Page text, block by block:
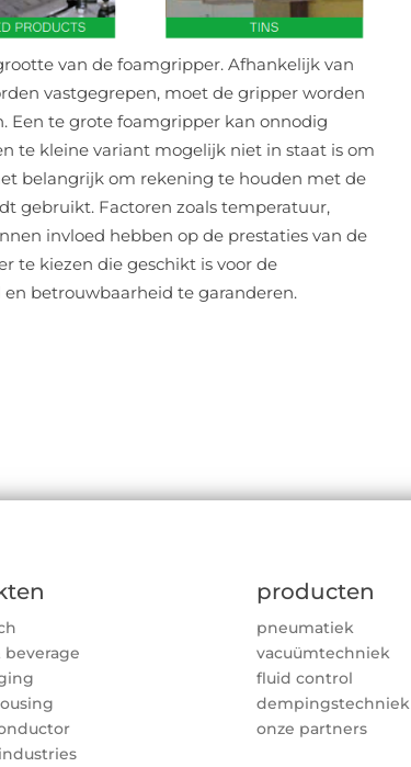
van de foamgripper. Afhankelijk van
vastgegrepen, moet de gripper worden
Een te grote foamgripper kan onnodig
te kleine variant mogelijk niet in staat is om
belangrijk om rekening te houden met de
gebruikt. Factoren zoals temperatuur,
invloed hebben op de prestaties van de
te kiezen die geschikt is voor de
betrouwbaarheid te garanderen.
beverage
producten
pneumatiek
vacuümtechniek
fluid control
dempingstechniek
onze partners